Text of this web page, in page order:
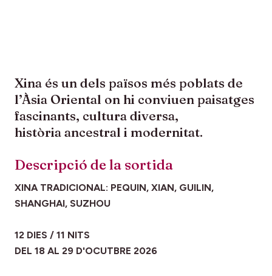
Xina és un dels països més poblats de
l’Àsia Oriental on hi conviuen paisatges
fascinants, cultura diversa,
història ancestral i modernitat.
Descripció de la sortida
XINA TRADICIONAL: PEQUIN, XIAN, GUILIN,
SHANGHAI, SUZHOU
12 DIES / 11 NITS
DEL 18 AL 29 D'OCUTBRE 2026